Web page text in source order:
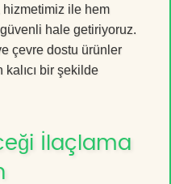
hizmetimiz ile hem
hale getiriyoruz.
çevre dostu ürünler
bir şekilde
İlaçlama